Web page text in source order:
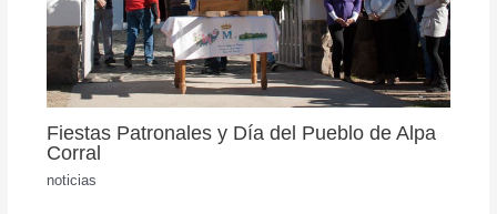
Fiestas Patronales y Día del Pueblo de Alpa
Corral
noticias